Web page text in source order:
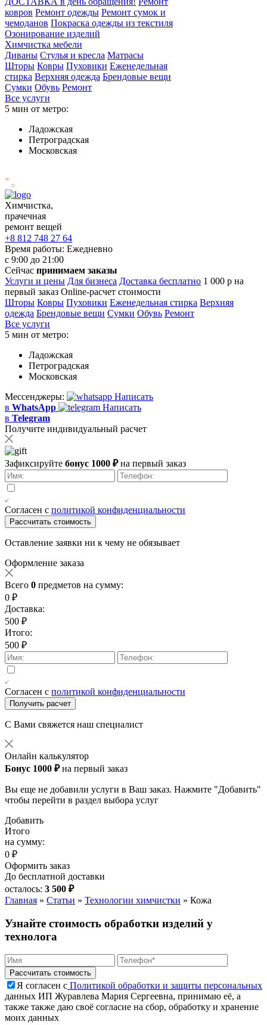
ковров Ремонт одежды Ремонт сумок и
чемоданов Покраска одежды из текстиля
Озонирование изделий
Химчистка мебели
Диваны Стулья и кресла Матрасы
Шторы Ковры Пуховики Еженедельная
стирка Верхняя одежда Брендовые вещи
Сумки Обувь Ремонт
Все услуги
5 мин от метро:
Ладожская
Петроградская
Московская
Химчистка,
прачечная
ремонт вещей
+8 812 748 27 64
Время работы: Ежедневно
с 9:00 до 21:00
Сейчас принимаем заказы
Услуги и цены Для бизнеса Доставка бесплатно 1 000 р на
первый заказ Online-расчет стоимости
Шторы Ковры Пуховики Еженедельная стирка Верхняя
одежда Брендовые вещи Сумки Обувь Ремонт
Все услуги
5 мин от метро:
Ладожская
Петроградская
Московская
Мессенджеры:
Написать
в WhatsApp
Написать
в Telegram
Получите индивидуальный расчет
Зафиксируйте бонус 1000 ₽на первый заказ
Согласен с политикой конфиденциальности
Рассчитать стоимость
Оставление заявки ни к чему не обязывает
Оформление заказа
Всего 0 предметов на сумму:
0 ₽
Доставка:
500 ₽
Итого:
500 ₽
Согласен с политикой конфиденциальности
Получить расчет
С Вами свяжется наш специалист
Онлайн калькулятор
Бонус 1000 ₽на первый заказ
Вы еще не добавили услуги в Ваш заказ. Нажмите "Добавить"
чтобы перейти в раздел выбора услуг
Добавить
Итого
на сумму:
0 ₽
Оформить заказ
До бесплатной доставки
осталось: 3 500 ₽
Главная » Статьи » Технологии химчистки » Кожа
Узнайте стоимость обработки изделий у
технолога
Я согласен с Политикой обработки и защиты персональных
данных ИП Журавлева Мария Сергеевна, принимаю её, а
также также даю своё согласие на сбор, обработку и хранение
моих данных